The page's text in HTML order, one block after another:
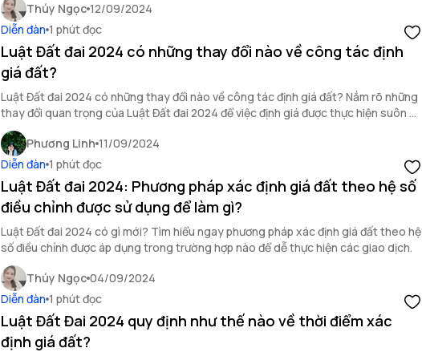
Thúy Ngọc 12/09/2024
Diễn đàn 1 phút đọc
Luật Đất đai 2024 có những thay đổi nào về công tác định
giá đất?
Luật Đất đai 2024 có những thay đổi nào về công tác định giá đất? Nắm rõ những
thay đổi quan trọng của Luật Đất đai 2024 để việc định giá được thực hiện suôn sẻ
hơn.
Phương Linh 11/09/2024
Diễn đàn 1 phút đọc
Luật Đất đai 2024: Phương pháp xác định giá đất theo hệ số
điều chỉnh được sử dụng để làm gì?
Luật Đất đai 2024 có gì mới? Tìm hiểu ngay phương pháp xác định giá đất theo hệ
số điều chỉnh được áp dụng trong trường hợp nào để dễ thực hiện các giao dịch.
Thúy Ngọc 04/09/2024
Diễn đàn 1 phút đọc
Luật Đất Đai 2024 quy định như thế nào về thời điểm xác
định giá đất?